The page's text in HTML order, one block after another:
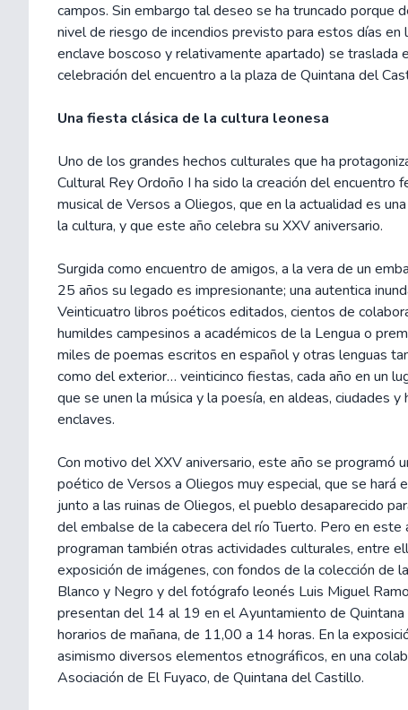
campos. Sin embargo tal deseo se ha truncado porque
nivel de riesgo de incendios previsto para estos días en
enclave boscoso y relativamente apartado) se traslada
celebración del encuentro a la plaza de Quintana del
Una fiesta clásica de la cultura leonesa
Uno de los grandes hechos culturales que ha
Cultural Rey Ordoño I ha sido la creación del encuentro
musical de Versos a Oliegos, que en la actualidad es
la cultura, y que este año celebra su XXV aniversario.
Surgida como encuentro de amigos, a la vera de un
25 años su legado es impresionante; una autentica
Veinticuatro libros poéticos editados, cientos de
humildes campesinos a académicos de la Lengua o
miles de poemas escritos en español y otras lenguas
como del exterior… veinticinco fiestas, cada año en un
que se unen la música y la poesía, en aldeas, ciudades
enclaves.
Con motivo del XXV aniversario, este año se programó
poético de Versos a Oliegos muy especial, que se hará
junto a las ruinas de Oliegos, el pueblo desaparecido
del embalse de la cabecera del río Tuerto. Pero en este
programan también otras actividades culturales, entre
exposición de imágenes, con fondos de la colección de
Blanco y Negro y del fotógrafo leonés Luis Miguel
presentan del 14 al 19 en el Ayuntamiento de Quintana
horarios de mañana, de 11,00 a 14 horas. En la
asimismo diversos elementos etnográficos, en una
Asociación de El Fuyaco, de Quintana del Castillo.